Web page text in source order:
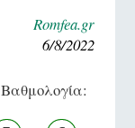
Romfea.gr
6/8/2022
Βαθμολογία: